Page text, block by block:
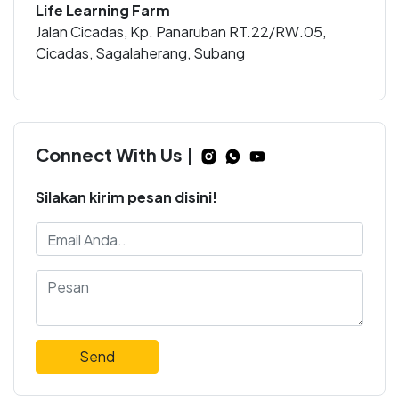
Life Learning Farm
Jalan Cicadas, Kp. Panaruban RT.22/RW.05,
Cicadas, Sagalaherang, Subang
Connect With Us |
Silakan kirim pesan disini!
Send